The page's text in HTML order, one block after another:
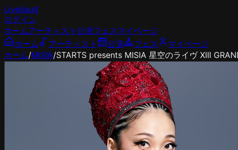
LiveVault
ログイン
ホームアーティスト 公演フェスマイページ
ホーム
アーティスト 公演 フェス
マイページ
ホーム/MISIA/STARTS presents MISIA 星空のライヴ XIII